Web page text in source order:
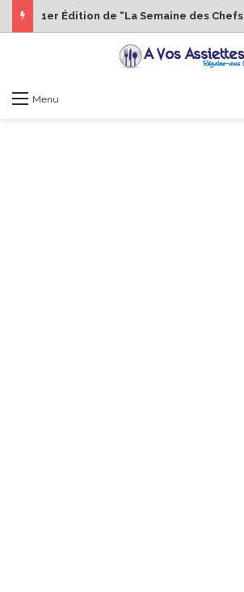
Menu